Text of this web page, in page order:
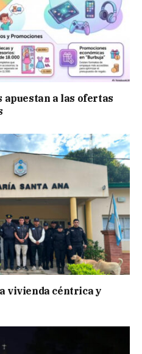
apuestan a las ofertas
vivienda céntrica y